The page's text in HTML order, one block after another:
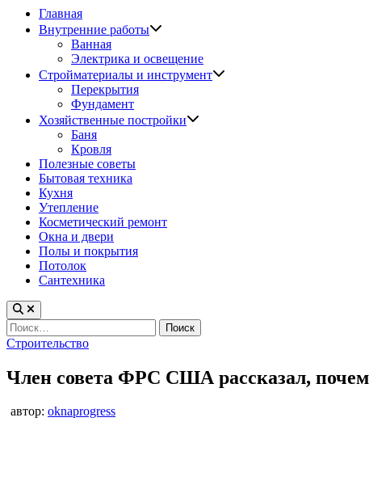
Главная
Внутренние работы
Ванная
Электрика и освещение
Стройматериалы и инструмент
Перекрытия
Фундамент
Хозяйственные постройки
Баня
Кровля
Полезные советы
Бытовая техника
Кухня
Утепление
Косметический ремонт
Окна и двери
Полы и покрытия
Потолок
Сантехника
Найти:
Опубликовано
Строительство
Член совета ФРС США рассказал,
автор: oknaprogress